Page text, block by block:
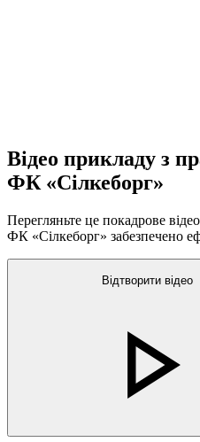
Відео прикладу з
ФК «Сілкеборг»
Перегляньте це покадрове
ФК «Сілкеборг» забезпечено
Відтворити відео